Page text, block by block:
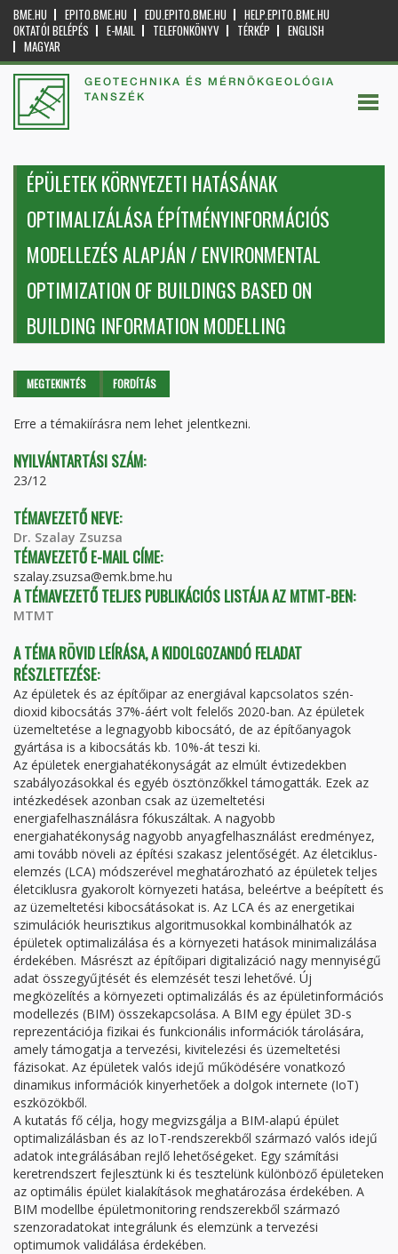
BME.HU EPITO.BME.HU EDU.EPITO.BME.HU
HELP.EPITO.BME.HU
OKTATÓI BELÉPÉS
E-MAIL TELEFONKÖNYV TÉRKÉP
ENGLISH
MAGYAR
GEOTECHNIKA ÉS MÉRNÖKGEOLÓGIA
TANSZÉK
ÉPÜLETEK KÖRNYEZETI HATÁSÁNAK
OPTIMALIZÁLÁSA ÉPÍTMÉNYINFORMÁCIÓS
MODELLEZÉS ALAPJÁN / ENVIRONMENTAL
OPTIMIZATION OF BUILDINGS BASED ON
BUILDING INFORMATION MODELLING
Elsődleges fülek
MEGTEKINTÉS (AKTÍVFORDÍTÁS
Erre a témakiírásra nem lehet jelentkezni.
NYILVÁNTARTÁSI SZÁM:
23/12
TÉMAVEZETŐ NEVE:
Dr. Szalay Zsuzsa
TÉMAVEZETŐ E-MAIL CÍME:
szalay.zsuzsa@emk.bme.hu
A TÉMAVEZETŐ TELJES PUBLIKÁCIÓS LISTÁJA AZ MTMT-BEN:
MTMT
A TÉMA RÖVID LEÍRÁSA, A KIDOLGOZANDÓ FELADAT
RÉSZLETEZÉSE:
Az épületek és az építőipar az energiával kapcsolatos szén-
dioxid kibocsátás 37%-áért volt felelős 2020-ban. Az épületek
üzemeltetése a legnagyobb kibocsátó, de az építőanyagok
gyártása is a kibocsátás kb. 10%-át teszi ki.
Az épületek energiahatékonyságát az elmúlt évtizedekben
szabályozásokkal és egyéb ösztönzőkkel támogatták. Ezek az
intézkedések azonban csak az üzemeltetési
energiafelhasználásra fókuszáltak. A nagyobb
energiahatékonyság nagyobb anyagfelhasználást eredményez,
ami tovább növeli az építési szakasz jelentőségét. Az életciklus-
elemzés (LCA) módszerével meghatározható az épületek teljes
életciklusra gyakorolt környezeti hatása, beleértve a beépített és
az üzemeltetési kibocsátásokat is. Az LCA és az energetikai
szimulációk heurisztikus algoritmusokkal kombinálhatók az
épületek optimalizálása és a környezeti hatások minimalizálása
érdekében. Másrészt az építőipari digitalizáció nagy mennyiségű
adat összegyűjtését és elemzését teszi lehetővé. Új
megközelítés a környezeti optimalizálás és az épületinformációs
modellezés (BIM) összekapcsolása. A BIM egy épület 3D-s
reprezentációja fizikai és funkcionális információk tárolására,
amely támogatja a tervezési, kivitelezési és üzemeltetési
fázisokat. Az épületek valós idejű működésére vonatkozó
dinamikus információk kinyerhetőek a dolgok internete (IoT)
eszközökből.
A kutatás fő célja, hogy megvizsgálja a BIM-alapú épület
optimalizálásban és az IoT-rendszerekből származó valós idejű
adatok integrálásában rejlő lehetőségeket. Egy számítási
keretrendszert fejlesztünk ki és tesztelünk különböző épületeken
az optimális épület kialakítások meghatározása érdekében. A
BIM modellbe épületmonitoring rendszerekből származó
szenzoradatokat integrálunk és elemzünk a tervezési
optimumok validálása érdekében.